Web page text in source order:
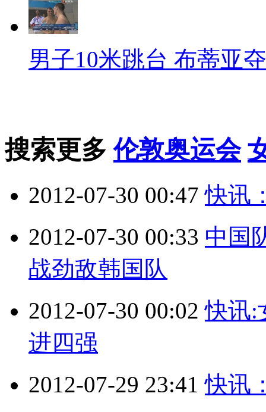
男子10米跳台 布蒂亚
搜索更多伦敦奥运会
2012-07-30 00:47 快讯
2012-07-30 00:33 中国
战劲敌韩国队
2012-07-30 00:02 快讯:
进四强
2012-07-29 23:41 快讯